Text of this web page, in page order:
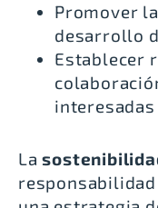
Promover
desarrollo
Establecer
La